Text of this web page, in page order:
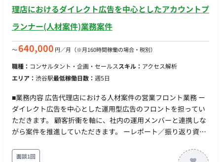
ャンペーン、リード、レポートなど） ・Account
ドキュメント作成・引き継ぎ資料の作成スキル ・JavaScript
/ Google Tag Manager / GA4の理解 ・データ連携・ID連携の
基本知識（特にWeb→MA→CRM） 【備考】 ・フルリモート ・
週3日以上
理店におけるダイレクト広告を中心としたアカウントプ
ランナー(人材案件)業務案件
〜640,000 円／月 （※月160時間稼働の場合・税別）
職種： コンサルタント・企画・セールススキル： アクセス解析
エリア： 渋谷駅最低稼働日数： 週5日
■業務内容 広告代理店における人材案件の営業フロント業務 ー
ダイレクト広告を中心とした運用型広告のフロントを担ってい
ただきます。 顧客折衝を軸に、社内の運用メンバーと連携しな
がら案件を推進していただきます。 ーレポート／振り返り資料
ン ■求める人物像（スタンス・マインド） ・オーナーシップ：面談1回